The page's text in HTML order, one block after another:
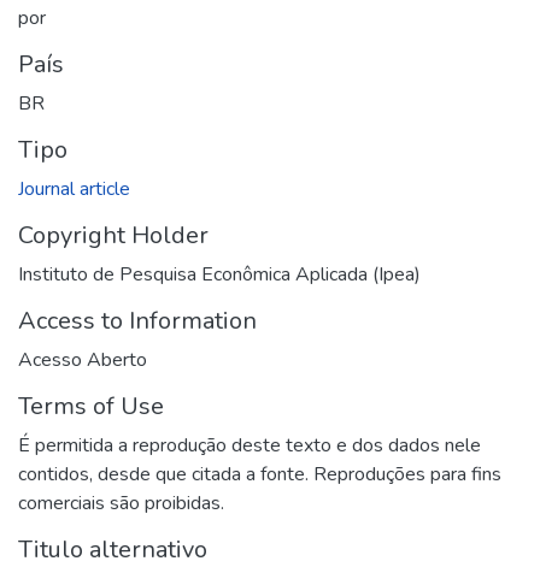
por
País
BR
Tipo
Journal article
Copyright Holder
Instituto de Pesquisa Econômica Aplicada (Ipea)
Access to Information
Acesso Aberto
Terms of Use
É permitida a reprodução deste texto e dos dados nele
contidos, desde que citada a fonte. Reproduções para fins
comerciais são proibidas.
Titulo alternativo